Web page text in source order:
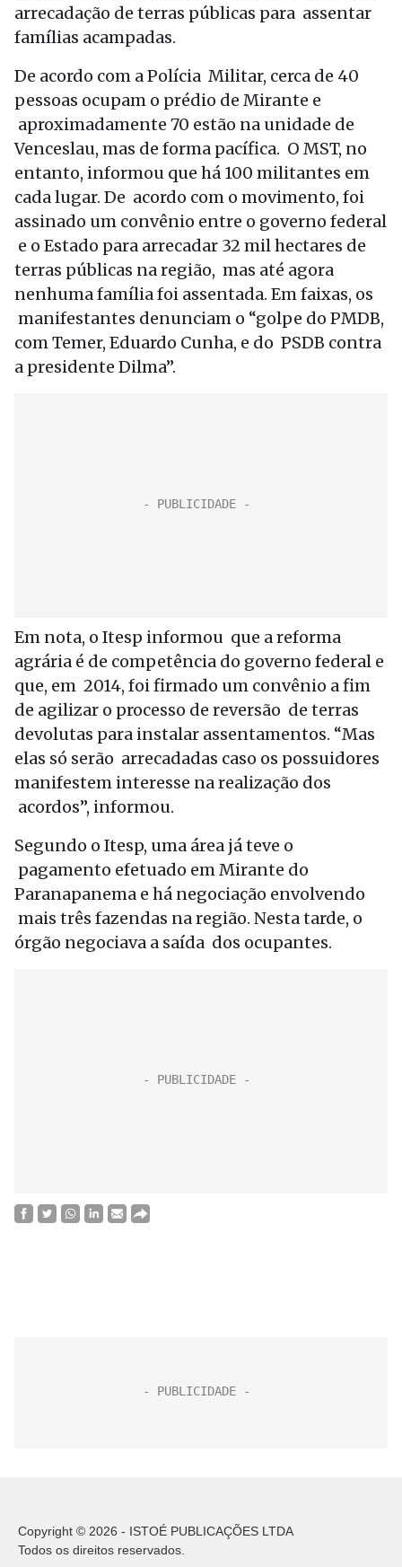
arrecadação de terras públicas para assentar
famílias acampadas.
De acordo com a Polícia Militar, cerca de 40
pessoas ocupam o prédio de Mirante e
aproximadamente 70 estão na unidade de
Venceslau, mas de forma pacífica. O MST, no
entanto, informou que há 100 militantes em
cada lugar. De acordo com o movimento, foi
assinado um convênio entre o governo federal
e o Estado para arrecadar 32 mil hectares de
terras públicas na região, mas até agora
nenhuma família foi assentada. Em faixas, os
manifestantes denunciam o “golpe do PMDB,
com Temer, Eduardo Cunha, e do PSDB contra
a presidente Dilma”.
Em nota, o Itesp informou que a reforma
agrária é de competência do governo federal e
que, em 2014, foi firmado um convênio a fim
de agilizar o processo de reversão de terras
devolutas para instalar assentamentos. “Mas
elas só serão arrecadadas caso os possuidores
manifestem interesse na realização dos
acordos”, informou.
Segundo o Itesp, uma área já teve o
pagamento efetuado em Mirante do
Paranapanema e há negociação envolvendo
mais três fazendas na região. Nesta tarde, o
órgão negociava a saída dos ocupantes.
Copyright © 2026 - ISTOÉ PUBLICAÇÕES LTDA
Todos os direitos reservados.